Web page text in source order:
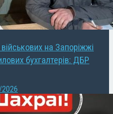
на Запоріжжі
бухгалтерів: ДБР